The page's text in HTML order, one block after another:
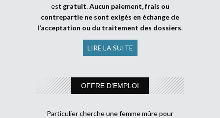
est gratuit.Aucun paiement, frais ou
contrepartie ne sont exigés en échange de
l’acceptation ou du traitement des dossiers.
LIRE LA SUITE
OFFRE D’EMPLOI
Particulier cherche une femme mûre pour